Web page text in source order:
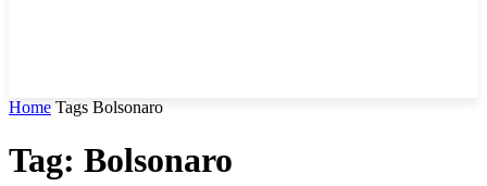
Home Tags Bolsonaro
Tag: Bolsonaro